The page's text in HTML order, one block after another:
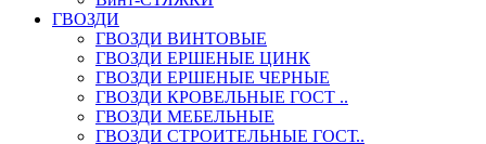
ГВОЗДИ
ГВОЗДИ ВИНТОВЫЕ
ГВОЗДИ ЕРШЕНЫЕ ЦИНК
ГВОЗДИ ЕРШЕНЫЕ ЧЕРНЫЕ
ГВОЗДИ КРОВЕЛЬНЫЕ ГОСТ ..
ГВОЗДИ МЕБЕЛЬНЫЕ
ГВОЗДИ СТРОИТЕЛЬНЫЕ ГОСТ..